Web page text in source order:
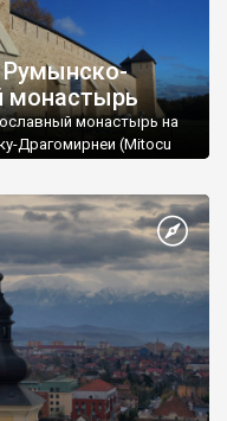
монастырь
монастырь на
Драгомирнеи (Mitocu